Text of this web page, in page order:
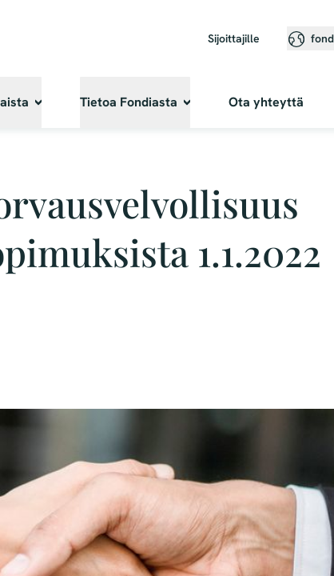
Sijoittajille
Tietoa Fondiasta Ota yhteyttä
1.1.2022